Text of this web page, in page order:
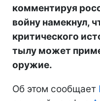
комментируя
войну намекнул,
критического
тылу может
оружие.
Об этом сообщает